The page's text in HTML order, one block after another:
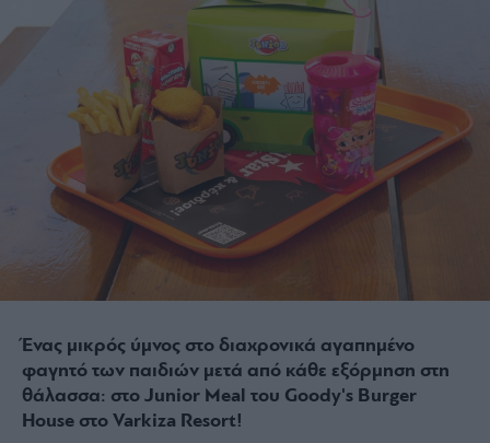
Ένας μικρός ύμνος στο διαχρονικά αγαπημένο
φαγητό των παιδιών μετά από κάθε εξόρμηση στη
θάλασσα: στο Junior Meal του Goody's Burger
House στο Varkiza Resort!